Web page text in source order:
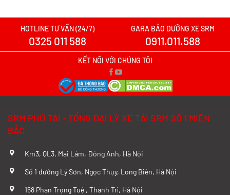
Xe tải SRM T20A vs TQ Wuling N300P:
Nên xuống tiền cho mẫu xe nào?
Xem chi tiết >>
K01S Từ A–Z
So sánh chi tiết SRM T20A và Tera 100
HOTLINE TƯ VẤN (24/7)
0325 011 588
GARA BẢO DƯỠNG XE SRM
0911.011.588
KẾT NỐI VỚI CHÚNG TÔI
SRM PHÚ TÀI - TỔNG ĐẠI LÝ XE TẢI SRM SỐ 1 MIỀN
BẮC
Km3, QL3, Mai Lâm, Đông Anh, Hà Nội
Số 1 đường Lý Sơn, Ngọc Thụy, Long Biên, Hà Nội
158 Phan Trọng Tuệ , Thanh Trì, Hà Nội